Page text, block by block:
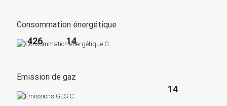
Consommation énergétique
426 14
Emission de gaz
14